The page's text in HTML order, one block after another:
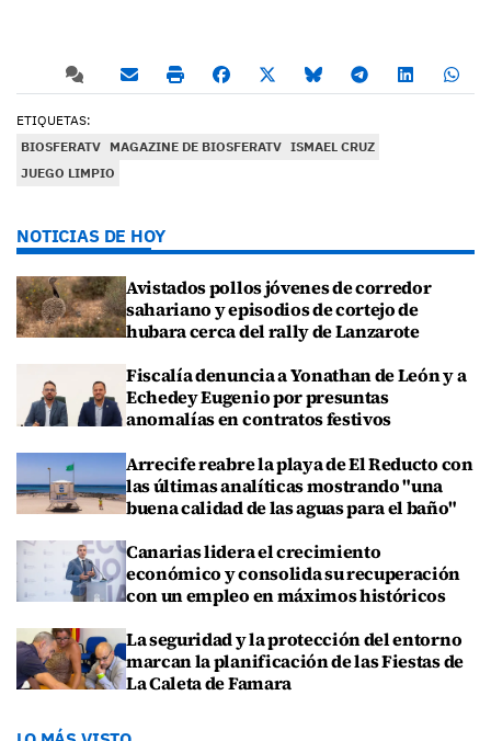
ETIQUETAS:
BIOSFERATV MAGAZINE DE BIOSFERATV ISMAEL CRUZ
JUEGO LIMPIO
NOTICIAS DE HOY
Avistados pollos jóvenes de corredor
sahariano y episodios de cortejo de
hubara cerca del rally de Lanzarote
Fiscalía denuncia a Yonathan de León y a
Echedey Eugenio por presuntas
anomalías en contratos festivos
Arrecife reabre la playa de El Reducto con
las últimas analíticas mostrando "una
buena calidad de las aguas para el baño"
Canarias lidera el crecimiento
económico y consolida su recuperación
con un empleo en máximos históricos
La seguridad y la protección del entorno
marcan la planificación de las Fiestas de
La Caleta de Famara